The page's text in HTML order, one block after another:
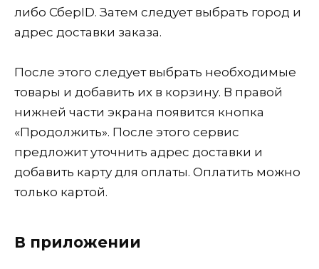
либо СберID. Затем следует выбрать город и
адрес доставки заказа.
После этого следует выбрать необходимые
товары и добавить их в корзину. В правой
нижней части экрана появится кнопка
«Продолжить». После этого сервис
предложит уточнить адрес доставки и
добавить карту для оплаты. Оплатить можно
только картой.
В приложении